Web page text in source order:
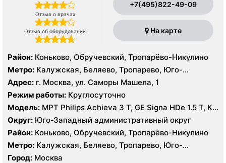
Отзыв о врачах
Отзыв об оборудовании
+7(495)822-49-09
На карте
Район: Коньково, Обручевский, Тропарёво-Никулино
Метро: Калужская, Беляево, Тропарево, Юго-
Западная
Адрес: г. Москва, ул. Саморы Машела, 1
Режим работы: Круглосуточно
Модель: МРТ Philips Achieva 3 T, GE Signa HDe 1.5 T, КТ
Philips Ingenuity Elite 128 срезов, GE LightSpeed 64
среза УЗИ Toshiba Aplio XG, Philips iU22, Acuson
Antares
Округ: Юго-Западный административный округ
Район: Коньково, Обручевский, Тропарёво-Никулино
Метро: Калужская, Беляево, Тропарево, Юго-
Западная
Город: Москва